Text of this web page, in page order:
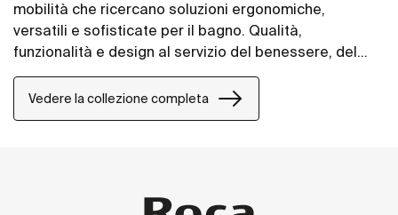
mobilità che ricercano soluzioni ergonomiche,
versatili e sofisticate per il bagno. Qualità,
funzionalità e design al servizio del benessere, del
comfort e della comodità per tutte le esigenze.
Vedere la collezione completa